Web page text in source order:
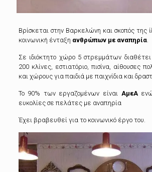
Βρίσκεται στην Βαρκελώνη και σκοπός της
κοινωνική ένταξη ανθρώπων με αναπηρία.
Σε ιδιόκτητο χώρο 5 στρεμμάτων
200 κλίνες, εστιατόριο, πισίνα, αίθουσες
και χώρους για παιδιά με παιχνίδια και
Το 90% των εργαζομένων είναι ΑμεΑενώ
ευκολίες σε πελάτες με αναπηρία
Έχει βραβευθεί για το κοινωνικό έργο του.